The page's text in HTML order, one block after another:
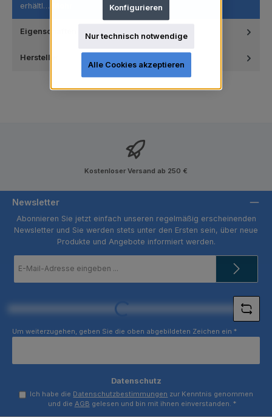
erhältl…
Eigenschaften
Hersteller
Kostenloser Versand ab 250 €
Newsletter
Abonnieren Sie jetzt einfach unseren regelmäßig erscheinenden
Newsletter und Sie werden stets unter den Ersten sein, über neue
Produkte und Angebote informiert werden.
Mail-
Loading...
Um weiterzugehen, geben Sie die oben abgebildeten Zeichen ein *
Datenschutz
Ich habe die Datenschutzbestimmungen zur Kenntnis genommen
und die AGB gelesen und bin mit ihnen einverstanden. *
Nur technisch notwendige
Konfigurieren
Alle Cookies akzeptieren